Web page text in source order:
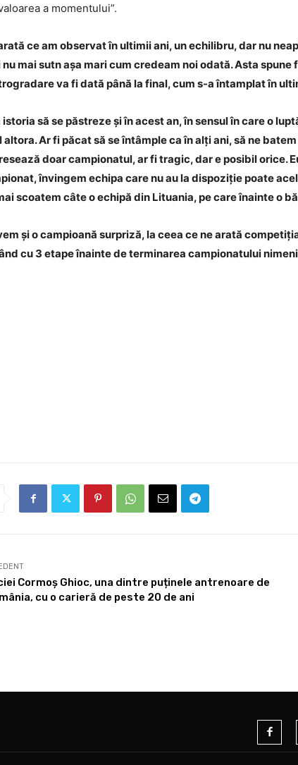
a momentului”.
ce am observat în ultimii ani, un echilibru, dar nu
mai sutn așa mari cum credeam noi odată. Asta
va fi dată până la final, cum s-a întamplat în
să se păstreze și în acest an, în sensul în care o
altora. Ar fi păcat să se întâmple ca în alți ani, să ne
doar campionatul, ar fi tragic, dar e posibil orice.
învingem echipa care nu au la dispoziție poate
scoatem câte o echipă din Lituania, pe care înainte o
și o campioană surpriză, la ceea ce ne arată
cu 3 etape înainte de terminarea campionatului
Cormoș Ghioc, una dintre puținele antrenoare de
cu o carieră de peste 20 de ani